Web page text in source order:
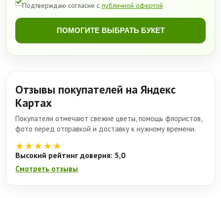
Подтверждаю согласие с публичной офертой
ПОМОГИТЕ ВЫБРАТЬ БУКЕТ
Отзывы покупателей на Яндекс
Картах
Покупатели отмечают свежие цветы, помощь флористов,
фото перед отправкой и доставку к нужному времени.
★★★★★
Высокий рейтинг доверия: 5,0
Смотреть отзывы